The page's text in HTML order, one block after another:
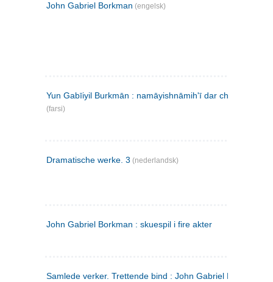
John Gabriel Borkman (engelsk)
Yun Gabīiyil Burkmān : namāyishnāmihʹī dar chahār pardih
(farsi)
Dramatische werke. 3 (nederlandsk)
John Gabriel Borkman : skuespil i fire akter
Samlede verker. Trettende bind : John Gabriel Borkman ;